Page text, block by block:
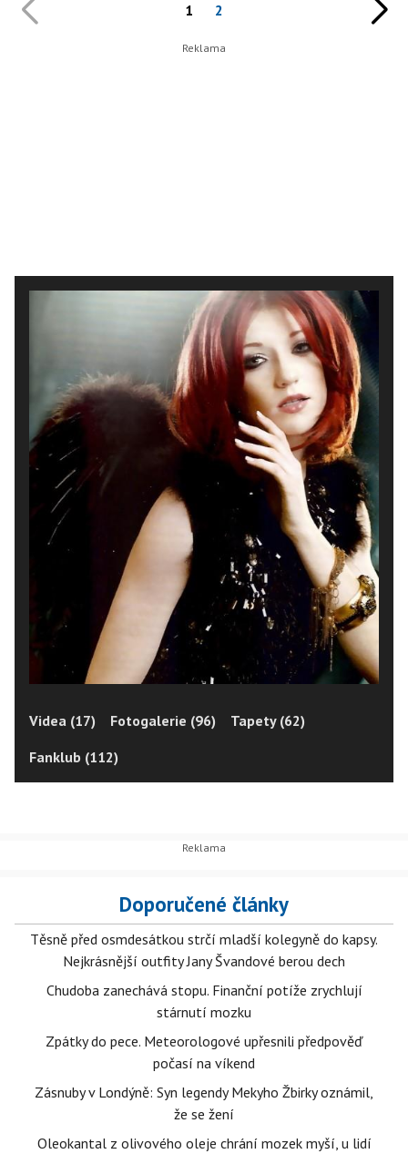
1 2
Videa (17) Fotogalerie (96)
Tapety (62)
Fanklub (112)
Doporučené články
Těsně před osmdesátkou strčí mladší kolegyně do kapsy.
Nejkrásnější outfity Jany Švandové berou dech
Chudoba zanechává stopu. Finanční potíže zrychlují
stárnutí mozku
Zpátky do pece. Meteorologové upřesnili předpověď
počasí na víkend
Zásnuby v Londýně: Syn legendy Mekyho Žbirky oznámil,
že se žení
Oleokantal z olivového oleje chrání mozek myší, u lidí